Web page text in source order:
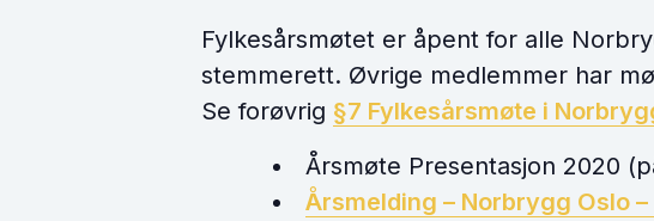
Fylkesårsmøtet er åpent for alle
stemmerett. Øvrige medlemmer har
Se forøvrig §7 Fylkesårsmøte i
Årsmøte Presentasjon 2020
Årsmelding – Norbrygg Oslo